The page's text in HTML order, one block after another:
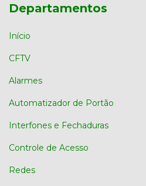
Departamentos
Início
CFTV
Alarmes
Automatizador de Portão
Interfones e Fechaduras
Controle de Acesso
Redes